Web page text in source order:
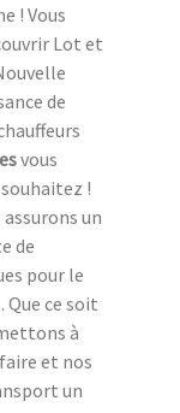
! Vous
Lot et
de
vous
!
un
de
pour le
Que ce soit
à
et nos
un